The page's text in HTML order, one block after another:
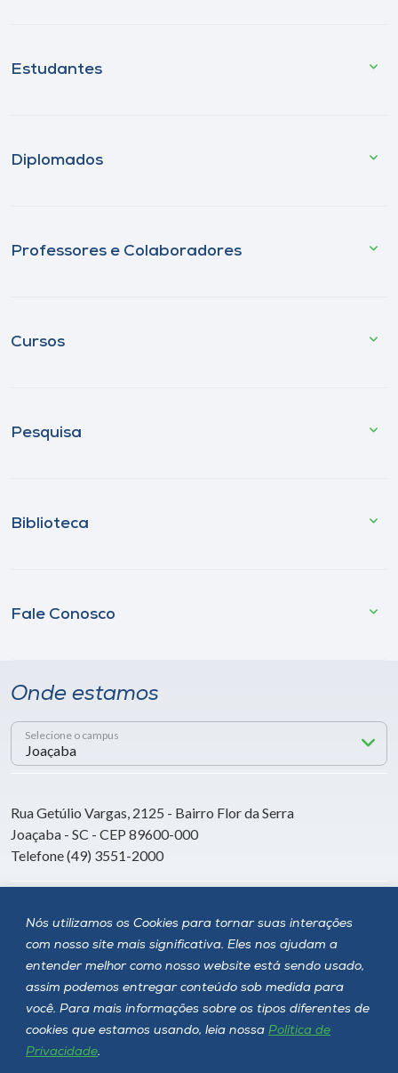
Nós utilizamos os Cookies para tornar suas interações
com nosso site mais significativa. Eles nos ajudam a
entender melhor como nosso website está sendo usado,
assim podemos entregar conteúdo sob medida para
você. Para mais informações sobre os tipos diferentes de
cookies que estamos usando, leia nossa Política de
Privacidade.
Estudantes
Diplomados
Professores e Colaboradores
Cursos
Pesquisa
Biblioteca
Fale Conosco
Onde estamos
Selecione o campus
Rua Getúlio Vargas, 2125 - Bairro Flor da Serra
Joaçaba - SC - CEP 89600-000
Telefone (49) 3551-2000
Siga a Unoesc